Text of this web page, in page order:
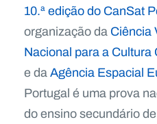
10.ª edição do CanSat
organização daCiência
Nacional para a
e daAgência Espacial
Portugal é uma prova
do ensino secundário